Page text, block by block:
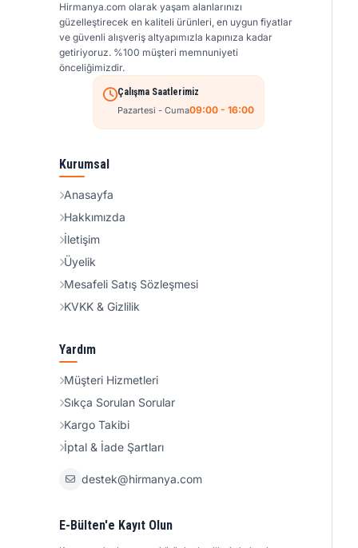
Hirmanya.com olarak yaşam alanlarınızı
güzelleştirecek en kaliteli ürünleri, en uygun fiyatlar
ve güvenli alışveriş altyapımızla kapınıza kadar
getiriyoruz. %100 müşteri memnuniyeti
önceliğimizdir.
Çalışma Saatlerimiz
Pazartesi - Cuma09:00 - 16:00
Kurumsal
Anasayfa
Hakkımızda
İletişim
Üyelik
Mesafeli Satış Sözleşmesi
KVKK & Gizlilik
Yardım
Müşteri Hizmetleri
Sıkça Sorulan Sorular
Kargo Takibi
İptal & İade Şartları
destek@hirmanya.com
E-Bülten'e Kayıt Olun